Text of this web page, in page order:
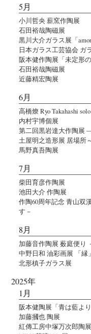
5月
小川哲央 薪窯作陶展
石田裕哉陶磁展
黒川大介ガラス展「
日本ガラス工芸協会 ガ
阪本健作陶展「未定形の
石田裕哉陶磁展
近藤精宏陶展
6月
高橋燎 Ryo Takahashi
内村宇博個展
第二回黒岩達大作陶展
土屋明之造形展 居場所
馬野真吾陶展
7月
柴田育彦作陶展
池田大介 作陶展
作陶60周年記念 青山双
す－
8月
加藤音作陶展 薮庭便り
中野日和 油彩画展 「縁」
北形槙子ガラス展
2025年
1月
阪本健陶展「青は藍よ
加藤摑也 陶展
紅傳工房中塚万次郎陶展